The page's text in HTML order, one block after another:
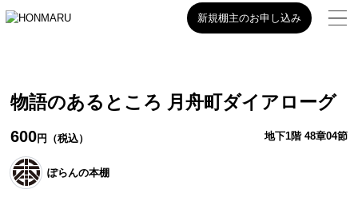
新規棚主のお申し込み
物語のあるところ 月舟町ダイアローグ
600円（税込） 地下1階 48章04節
ぽらんの本棚